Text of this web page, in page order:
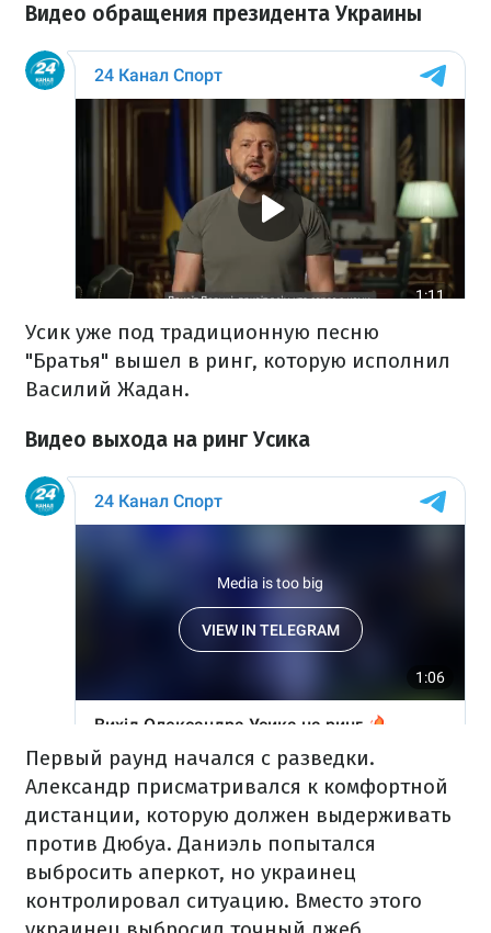
Видео обращения президента Украины
Усик уже под традиционную песню
"Братья" вышел в ринг, которую исполнил
Василий Жадан.
Видео выхода на ринг Усика
Первый раунд начался с разведки.
Александр присматривался к комфортной
дистанции, которую должен выдерживать
против Дюбуа. Даниэль попытался
выбросить аперкот, но украинец
контролировал ситуацию. Вместо этого